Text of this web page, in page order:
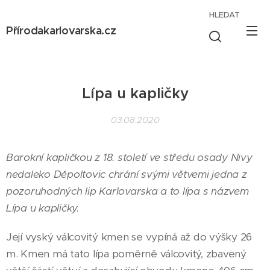
Přírodakarlovarska.cz
HLEDAT
Lípa u kapličky
03.08.2020
Barokní kapličkou z 18. století ve středu osady Nivy
nedaleko Děpoltovic chrání svými větvemi jedna z
pozoruhodných lip Karlovarska a to lípa s názvem
Lípa u kapličky.
Její vyský válcovitý kmen se vypíná až do výšky 26
m. Kmen má tato lípa poměrně válcovitý, zbavený